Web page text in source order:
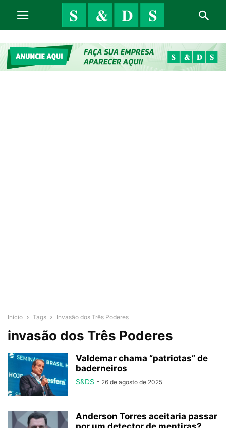
Início Tags Invasão dos Três Poderes
invasão dos Três Poderes
Valdemar chama “patriotas” de
baderneiros
S&DS - 26 de agosto de 2025
Anderson Torres aceitaria passar